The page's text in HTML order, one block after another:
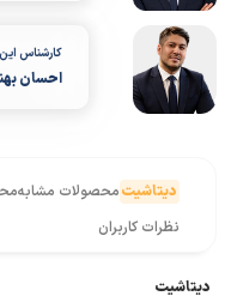
کارشناس
احسان
دیتاشیتمحصولات مشابه
نظرات کاربران
دیتاشیت